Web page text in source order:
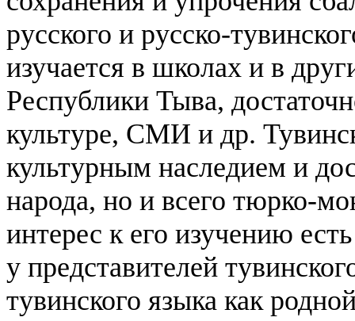
русского и русско-
изучается в школах и в
Республики Тыва,
культуре, СМИ и др.
культурным наследием и
народа, но и всего тюрко-
интерес к его изучению
у представителей
тувинского языка как